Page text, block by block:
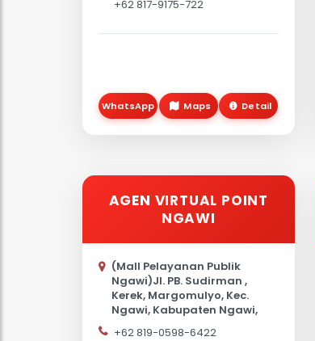
+62 817-9175-722
WhatsApp Maps Detail
AGEN VIRTUAL POINT
NGAWI
(Mall Pelayanan Publik
Ngawi)Jl. PB. Sudirman ,
Kerek, Margomulyo, Kec.
Ngawi, Kabupaten Ngawi,
+62 819-0598-6422